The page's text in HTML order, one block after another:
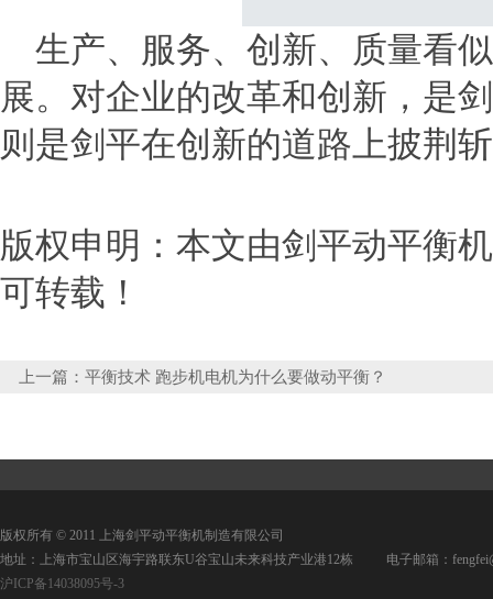
生产、服务、创新、质量看
展。对企业的改革和创新，是
则是剑平在创新的道路上披荆
版权申明：本文由剑平动平衡
可转载！
上一篇： 平衡技术 跑步机电机为什么要做动平衡？
版权所有 © 2011 上海剑平动平衡机制造有限公司
地址：上海市宝山区海宇路联东U谷宝山未来科技产业港12栋 电子邮箱：
沪ICP备14038095号-3